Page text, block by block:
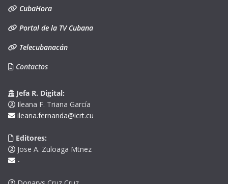
CubaHora
Portal de la TV Cubana
Telecubanacán
Contactos
Jefa R. Digital:
Ileana F. Triana García
ileana.fernanda@icrt.cu
Editores:
Jose A. Zuloaga Mtnez
-